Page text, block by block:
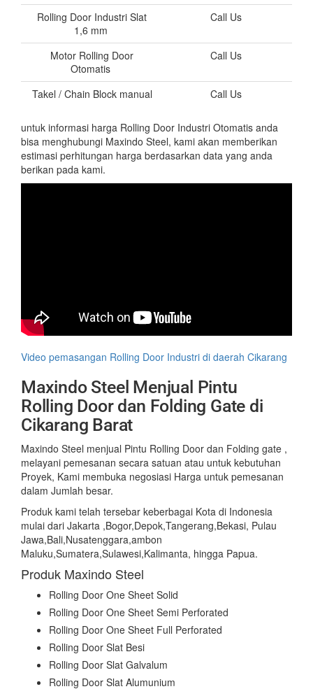
Rolling Door Industri Slat
1,6 mm
Call Us
Motor Rolling Door
Otomatis
Call Us
Takel / Chain Block manual Call Us
untuk informasi harga Rolling Door Industri Otomatis anda
bisa menghubungi Maxindo Steel, kami akan memberikan
estimasi perhitungan harga berdasarkan data yang anda
berikan pada kami.
Video pemasangan Rolling Door Industri di daerah Cikarang
Maxindo Steel Menjual Pintu
Rolling Door dan Folding Gate di
Cikarang Barat
Maxindo Steel menjual Pintu Rolling Door dan Folding gate ,
melayani pemesanan secara satuan atau untuk kebutuhan
Proyek, Kami membuka negosiasi Harga untuk pemesanan
dalam Jumlah besar.
Produk kami telah tersebar keberbagai Kota di Indonesia
mulai dari Jakarta ,Bogor,Depok,Tangerang,Bekasi, Pulau
Jawa,Bali,Nusatenggara,ambon
Maluku,Sumatera,Sulawesi,Kalimanta, hingga Papua.
Produk Maxindo Steel
Rolling Door One Sheet Solid
Rolling Door One Sheet Semi Perforated
Rolling Door One Sheet Full Perforated
Rolling Door Slat Besi
Rolling Door Slat Galvalum
Rolling Door Slat Alumunium